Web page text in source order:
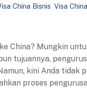
China Bisnis ,Visa
China? Mungkin
tujuannya,
kini Anda tidak
proses